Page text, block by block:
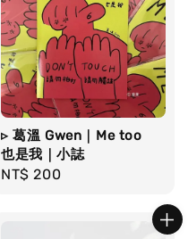
▹ 葛溫 Gwen｜Me too
也是我｜小誌
Regular
NT$ 200